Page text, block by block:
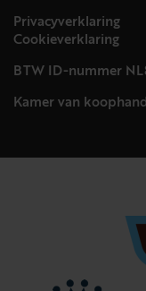
Privacyverklaring
Cookieverklaring
BTW ID-nummer
Kamer van